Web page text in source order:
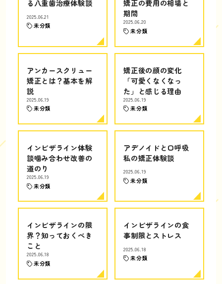
る八重歯治療体験談
2025.06.21
未分類
矯正の費用の相場と
期間
2025.06.20
未分類
アンカースクリュー
矯正とは？基本を解
説
2025.06.19
未分類
矯正後の顔の変化
「可愛くなくなっ
た」と感じる理由
2025.06.19
未分類
インビザライン体験
談噛み合わせ改善の
道のり
2025.06.19
未分類
アデノイドと口呼吸
私の矯正体験談
2025.06.19
未分類
インビザラインの限
界？知っておくべき
こと
2025.06.18
未分類
インビザラインの食
事制限とストレス
2025.06.18
未分類